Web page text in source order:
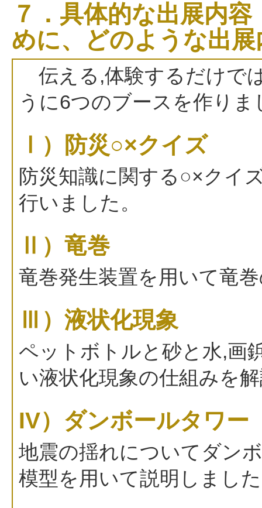
７．具体的な出展内
めに、どのような出
伝える,体験するだけで
うに6つのブースを作りま
Ⅰ）防災○×クイズ
防災知識に関する○×クイ
行いました。
Ⅱ）竜巻
竜巻発生装置を用いて竜
Ⅲ）液状化現象
ペットボトルと砂と水,画
い液状化現象の仕組みを
IV）ダンボールタワー
地震の揺れについてダン
模型を用いて説明しまし